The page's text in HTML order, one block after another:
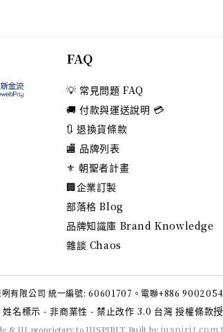
FAQ
💡 常見問題 FAQ
🚚 付款與運送說明 💳
🔃 退換貨條款
🏬 品牌列表
⚜️ 朝聖者計畫
🏢企業訂製
部落格 Blog
品牌知識庫 Brand Knowledge
雜談 Chaos
有限公司 統一編號: 60601707。電聯+886
姓名標示 - 非商業性 - 禁止改作 3.0 台灣 授權條款
& UI proprietary to JUSPIRIT. Built by